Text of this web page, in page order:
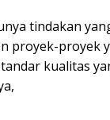
tindakan
proyek-proyek
kualitas